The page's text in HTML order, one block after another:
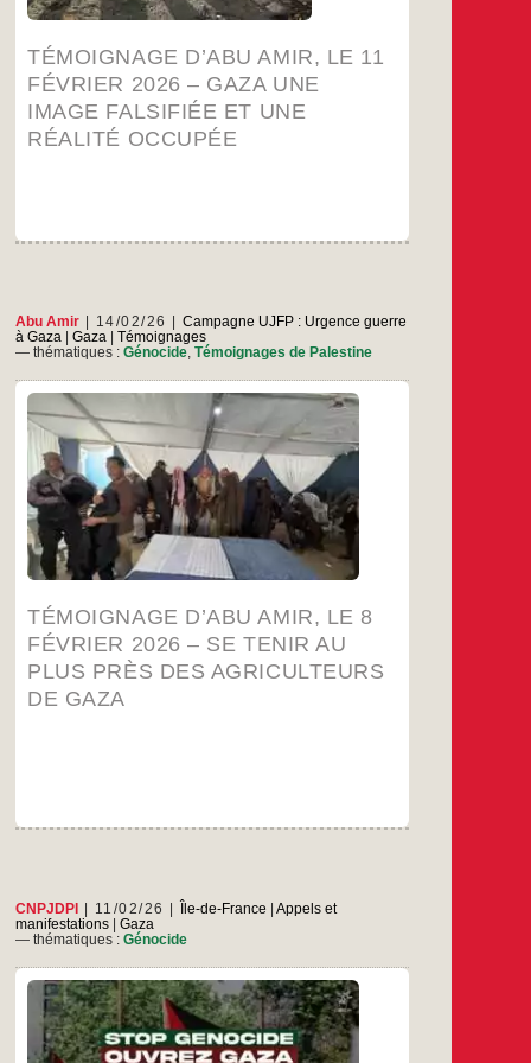
TÉMOIGNAGE D’ABU AMIR, LE 11
FÉVRIER 2026 – GAZA UNE
IMAGE FALSIFIÉE ET UNE
RÉALITÉ OCCUPÉE
11
2026
–
une
Abu Amir 14/02/26
Campagne UJFP : Urgence guerre
à Gaza |Gaza
Témoignages
— thématiques :Génocide ,Témoignages de Palestine
TÉMOIGNAGE D’ABU AMIR, LE 8
FÉVRIER 2026 – SE TENIR AU
PLUS PRÈS DES AGRICULTEURS
DE GAZA
Le compte rendu d’une initiative Un hiver au
chaud : les préoccupations des agriculteurs
entre passé et présent Depuis toujours, les
agriculteurs de la bande de Gaza constituent
l’épine dorsale de la sécurité alimentaire, les
gardiens de la terre et de l’identité, malgré les
crises complexes auxquelles ils ont été
…
d’Abu
Amir,
8
février
2026
–
Se
tenir
Gaza
CNPJDPI 11/02/26 Île-de-France |Appels et
manifestations |Gaza
— thématiques :Génocide
À Paris : manifestation le samedi 14 février à
14h00 au départ de Nation La population
palestinienne de la Bande de Gaza continue de